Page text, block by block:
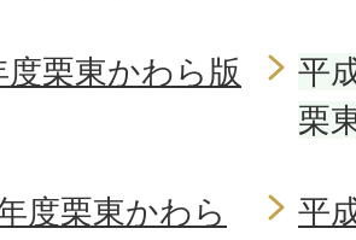
度栗東かわら版
平
栗
度栗東かわら
平